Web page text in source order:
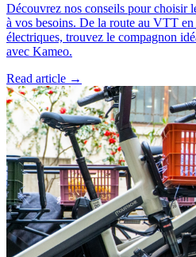
Découvrez nos conseils pour choisir
à vos besoins. De la route au VTT en
électriques, trouvez le compagnon
avec Kameo.
Read article →